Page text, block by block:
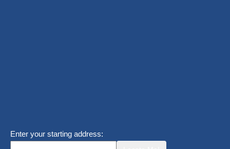
Enter your starting address: